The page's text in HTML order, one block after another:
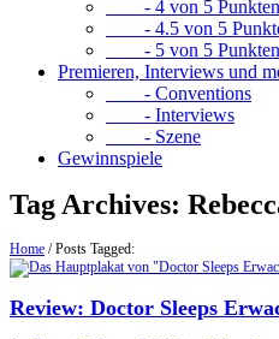
- 4 von 5 Punkten
- 4.5 von 5
- 5 von 5 Punkten
Premieren, Interviews und
- Conventions
- Interviews
- Szene
Gewinnspiele
Tag Archives:
Home /Posts Tagged:
Review: Doctor Sleeps